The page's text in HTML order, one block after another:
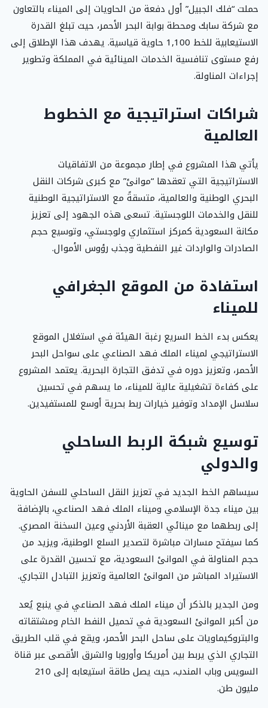
حملت “فلك الجبيل” أول دفعة من الحاويات إلى الميناء بالتعاون
مع شركة سابك ومحطة بوابة البحر الأحمر، حيث تبلغ القدرة
الاستيعابية للخط 1,100 حاوية قياسية. يهدف هذا الإطلاق إلى
رفع مستوى تنافسية الخدمات المينائية في المملكة وتطوير
إجراءات المناولة.
شراكات استراتيجية مع الخطوط
العالمية
يأتي هذا المشروع في إطار مجموعة من الاتفاقيات
الاستراتيجية التي تعقدها “موانئ” مع كبرى شركات النقل
البحري الوطنية والعالمية، متسقةً مع الاستراتيجية الوطنية
للنقل والخدمات اللوجستية. تسعى هذه الجهود إلى تعزيز
مكانة السعودية كمركز استثماري ولوجستي، وتوسيع حجم
الصادرات والواردات غير النفطية وجذب رؤوس الأموال.
استفادة من الموقع الجغرافي
للميناء
يعكس بدء الخط السريع رغبة الهيئة في استغلال الموقع
الاستراتيجي لميناء الملك فهد الصناعي على سواحل البحر
الأحمر، وتعزيز دوره في تدفق التجارة البحرية. يعتمد المشروع
على كفاءة تشغيلية عالية للميناء، ما يسهم في تحسين
سلاسل الإمداد وتوفير خيارات ربط بحرية أوسع للمستفيدين.
توسيع شبكة الربط الساحلي
والدولي
سيساهم الخط الجديد في تعزيز النقل الساحلي للسفن الحاوية
بين ميناء جدة الإسلامي وميناء الملك فهد الصناعي، بالإضافة
إلى ربطهما مع مينائي العقبة الأردني وعين السخنة المصري.
كما سيفتح مسارات مباشرة لتصدير السلع الوطنية، ويزيد من
حجم المناولة في الموانئ السعودية، مع تحسين القدرة على
الاستيراد المباشر من الموانئ العالمية وتعزيز التبادل التجاري.
ومن الجدير بالذكر أن ميناء الملك فهد الصناعي في ينبع يُعد
من أكبر الموانئ السعودية في تحميل النفط الخام ومشتقاته
والبتروكيماويات على ساحل البحر الأحمر، ويقع في قلب الطريق
التجاري الذي يربط بين أمريكا وأوروبا والشرق الأقصى عبر قناة
السويس وباب المندب، حيث يصل طاقة استيعابه إلى 210
مليون طن.